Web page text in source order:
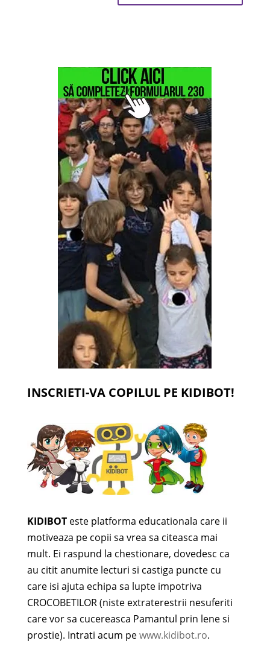
INSCRIETI-VA COPILUL PE KIDIBOT!
KIDIBOTeste platforma educationala care ii
motiveaza pe copii sa vrea sa citeasca mai
mult. Ei raspund la chestionare, dovedesc ca
au citit anumite lecturi si castiga puncte cu
care isi ajuta echipa sa lupte impotriva
CROCOBETILOR (niste extraterestrii nesuferiti
care vor sa cucereasca Pamantul prin lene si
prostie). Intrati acum pewww.kidibot.ro.